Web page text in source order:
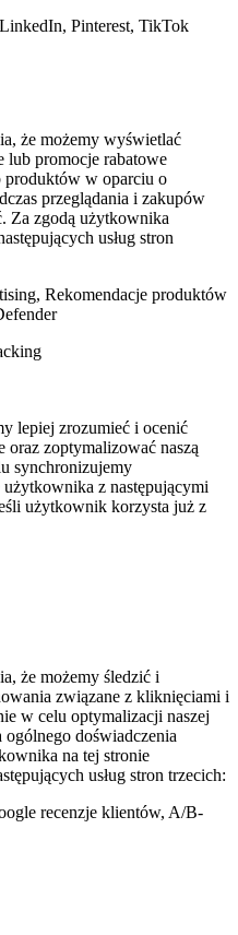
Pinterest, TikTok
że możemy wyświetlać
lub promocje rabatowe
produktów w oparciu o
przeglądania i zakupów
Za zgodą użytkownika
usług stron
Rekomendacje produktów
lepiej zrozumieć i ocenić
oraz zoptymalizować naszą
synchronizujemy
z następującymi
użytkownik korzysta już z
że możemy śledzić i
związane z kliknięciami i
w celu optymalizacji naszej
doświadczenia
na tej stronie
usług stron trzecich:
recenzje klientów, A/B-